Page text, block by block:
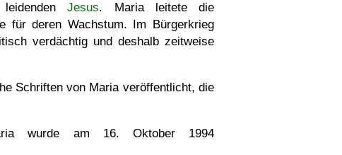
Jesus. Maria leitete die
für deren Wachstum. Im Bürgerkrieg
verdächtig und deshalb zeitweise
Schriften von Maria veröffentlicht, die
wurde am 16. Oktober 1994